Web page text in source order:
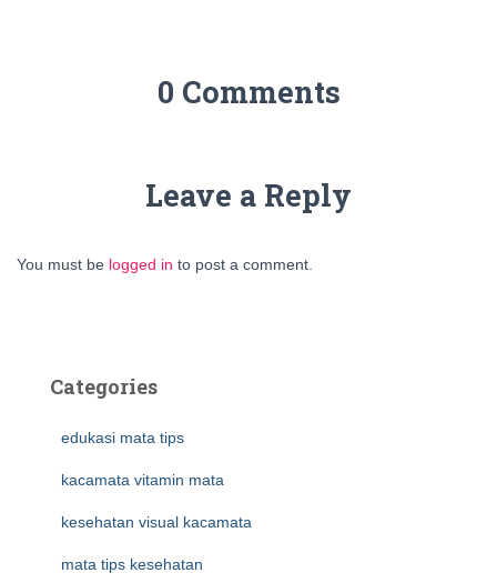
0 Comments
Leave a Reply
You must be logged in to post a comment.
Categories
edukasi mata tips
kacamata vitamin mata
kesehatan visual kacamata
mata tips kesehatan